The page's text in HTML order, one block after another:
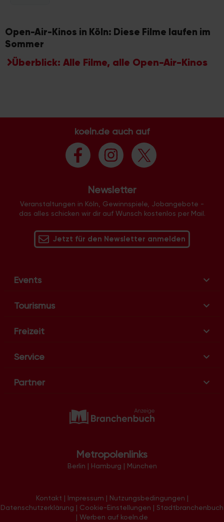
Open-Air-Kinos in Köln: Diese Filme laufen im
Sommer
Überblick: Alle Filme, alle Open-Air-Kinos
koeln.de auch auf
Newsletter
Veranstaltungen in Köln, Gewinnspiele, Jobangebote -
das alles schicken wir dir auf Wunsch kostenlos per Mail.
Jetzt für den Newsletter anmelden
Events
Tourismus
Freizeit
Service
Partner
Metropolenlinks
Berlin | Hamburg | München
Kontakt | Impressum | Nutzungsbedingungen |
Datenschutzerklärung | Cookie-Einstellungen | Stadtbranchenbuch
| Werben auf koeln.de